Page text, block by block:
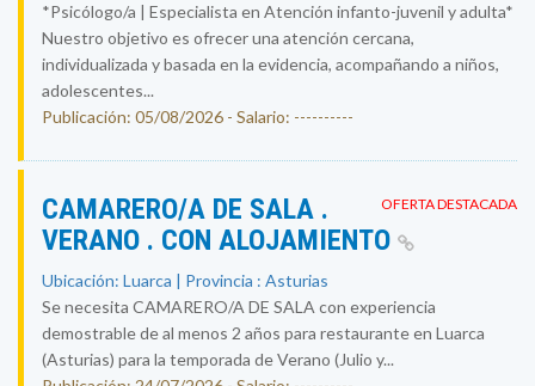
*Psicólogo/a | Especialista en Atención infanto-juvenil y adulta*
Nuestro objetivo es ofrecer una atención cercana,
individualizada y basada en la evidencia, acompañando a niños,
adolescentes...
Publicación: 05/08/2026 - Salario: ----------
OFERTA DESTACADA
CAMARERO/A DE SALA .
VERANO . CON ALOJAMIENTO
Ubicación: Luarca | Provincia : Asturias
Se necesita CAMARERO/A DE SALA con experiencia
demostrable de al menos 2 años para restaurante en Luarca
(Asturias) para la temporada de Verano (Julio y...